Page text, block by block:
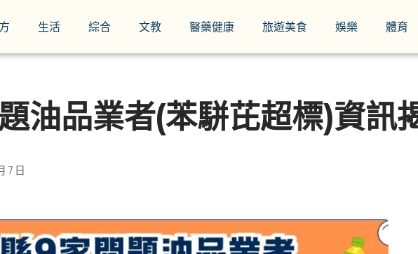
生活 綜合 文教 醫藥健康 旅遊美食 娛樂 體育
油品業者(苯駢芘超標)資訊
7 日